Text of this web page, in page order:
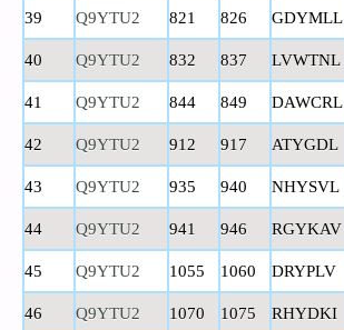
39 Q9YTU2 821 826 GDYMLL
40 Q9YTU2 832 837 LVWTNL
41 Q9YTU2 844 849 DAWCRL
42 Q9YTU2 912 917 ATYGDL
43 Q9YTU2 935 940 NHYSVL
44 Q9YTU2 941 946 RGYKAV
45 Q9YTU2 1055 1060 DRYPLV
46 Q9YTU2 1070 1075 RHYDKI